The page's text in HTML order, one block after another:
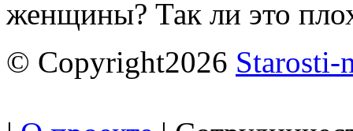
женщины? Так ли это
© Copyright2026 Starosti-